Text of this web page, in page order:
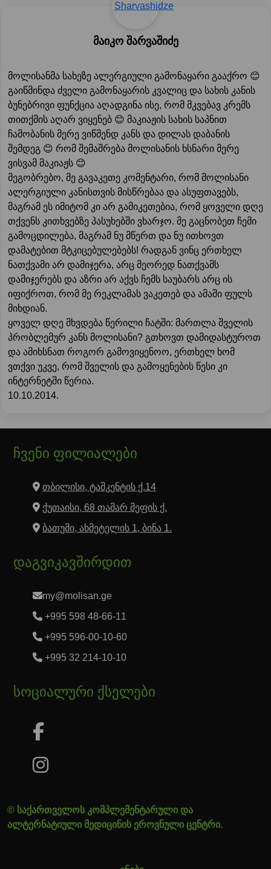
მაიკო შარვაშიძე
მოლისანმა სახეზე ალერგიული გამონაყარი გააქრო 😊
გაიწმინდა ძველი გამონაყარის კვალიც და სახის კანის
ბუნებრივი ფუნქცია აღადგინა ისე, რომ მკვებავ კრემს
თითქმის აღარ ვიყენებ 😊 მაკიაჟის სახის საპნით
ჩამობანის მერე ვიწმენდ კანს და დილას დაბანის
შემდეგ 😊 რომ შემაშრება მოლისანის ხსნარი მერე
ვისვამ მაკიაჟს 😊
მეგობრებო, მე გავაკეთე კომენტარი, რომ მოლისანი
ალერგიული კანისთვის მისწრებაა და ასუფთავებს,
მაგრამ ეს იმიტომ კი არ გამიკეთებია, რომ ყოველი დღე
თქვენს კითხვებზე პასუხებში ვხარჯო. მე გაცნობეთ ჩემი
გამოცდილება, მაგრამ ნუ მწერთ და ნუ ითხოვთ
დამატებით მტკიცებულებებს! რადგან ვინც ერთხელ
ნათქვამი არ დამიჯერა, არც მეორედ ნათქვამს
დამიჯერებს და აზრი არ აქვს ჩემს საუბარს არც ის
იფიქროთ, რომ მე რეკლამას ვაკეთებ და ამაში ფულს
მიხდიან.
ყოველ დღე მხვდება წერილი ჩატში: მართლა შველის
პრობლემურ კანს მოლისანი? გთხოვთ დამიდასტუროთ
და ამიხსნათ როგორ გამოვიყენოო, ერთხელ ხომ
ვთქვი უკვე, რომ შველის და გამოყენების წესი კი
ინტერნეტში წერია.
10.10.2014.
ჩვენი ფილიალები
თბილისი, ტაშკენტის ქ.14
ქუთაისი, 68 თამარ მეფის ქ.
ბათუმი, ახმეტელის 1, ბინა 1.
დაგვიკავშირდით
my@molisan.ge
+995 598 48-66-11
+995 596-00-10-60
+995 32 214-10-10
სოციალური ქსელები
© საქართველოს კომპლემენტარული და
ალტერნატიული მედიცინის ეროვნული ცენტრი.